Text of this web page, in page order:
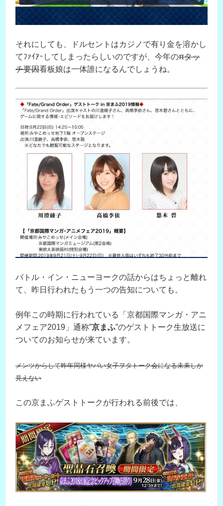
それにしても、ドルセントはカジノで有り金を溶かし
てﾌｧｲｱｰしてしまったらしいのですが、今年のπタッ
チ要因看板娘は一体誰になるんでしょうね。
バトル・イン・ニューヨークの話からはちょっと離れ
て、昨日行われたもう一つの告知についても。
例年この時期に行われている「京都国際マンガ・アニ
メフェア2019」通称”京まふ”のゲストトーク生放送に
ついてのお知らせが来ています。
メンツからして昨年同様ヤバい女子ヲタトーク会になる未来しか
見えない
この京まふゲストトークが行われる前後では、